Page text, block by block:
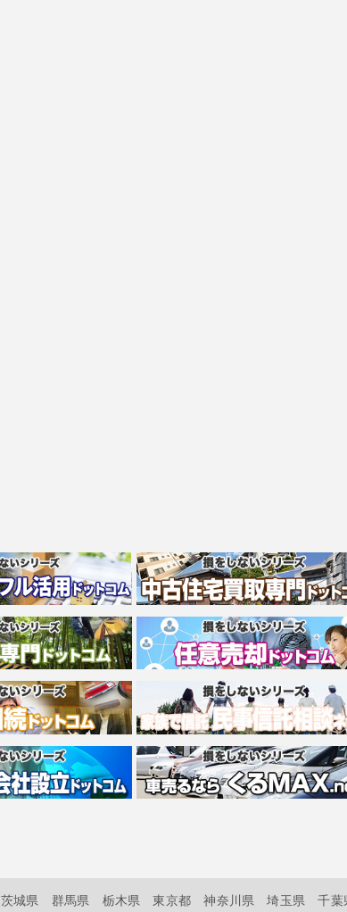
茨城県 群馬県 栃木県 東京都 神奈川県 埼玉県 千葉